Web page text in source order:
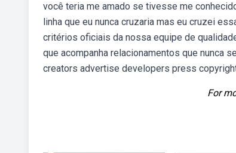
você teria me amado se tivesse me
linha que eu nunca cruzaria mas eu cruzei
critérios oficiais da nossa equipe de
que acompanha relacionamentos que nunca
creators advertise developers press
For